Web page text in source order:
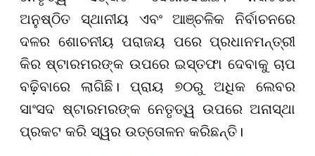
ଅନୁଷ୍ଠିତ ସ୍ଥାନୀୟ ଏବଂ ଆଞ୍ଚଳିକ ନିର୍ବାଚନରେ
ଦଳର ଶୋଚନୀୟ ପରାଜୟ ପରେ ପ୍ରଧାନମନ୍ତ୍ରୀ
କିର ଷ୍ଟାରମରଙ୍କ ଉପରେ ଇସ୍ତଫା ଦେବାକୁ ଚାପ
ବଢ଼ିବାରେ ଲାଗିଛି। ପ୍ରାୟ ୭୦ରୁ ଅଧିକ ଲେବର
ସାଂସଦ ଷ୍ଟାରମରଙ୍କ ନେତୃତ୍ୱ ଉପରେ ଅନାସ୍ଥା
ପ୍ରକଟ କରି ସ୍ୱର ଉତ୍ତୋଳନ କରିଛନ୍ତି।